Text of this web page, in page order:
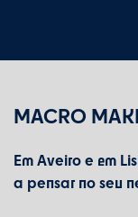
MACRO
Em Aveiro e em
a pensar no seu